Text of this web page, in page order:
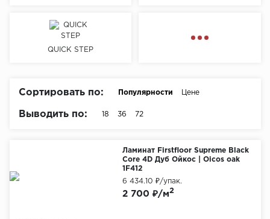
QUICK STEP
Сортировать по: Популярности Цене
Выводить по: 18 36 72
Ламинат Firstfloor Supreme Black
Core 4D Дуб Ойкос | Oicos oak
1F412
2 700 ₽/м2
6 434.10 ₽/упак.